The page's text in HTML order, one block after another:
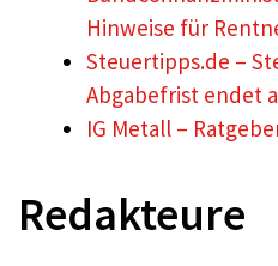
Hinweise für
Steuertipps.de –
Abgabefrist endet
IG Metall –
Redakteure